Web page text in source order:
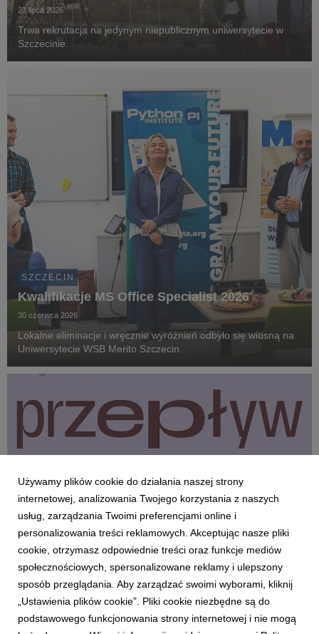
27 lipca 2026
Trwa rekrutacja na jedynym niepublicznym uniwersytecie w
Szczecinie.
SZCZECIN
Kwalifikacje MS Office Specialist 2026
30 czerwca 2026
Lokalne eliminacje i wręcznie wyróżnień odbyło się wiosną na
Uniwersytecie WSB Merito Szczecin.
SZCZECIN
Pierwszy w Szczecinie Festiwal Sztuki i Nauki
8 maja 2026
Używamy plików cookie do działania naszej strony
internetowej, analizowania Twojego korzystania z naszych
usług, zarządzania Twoimi preferencjami online i
personalizowania treści reklamowych. Akceptując nasze pliki
cookie, otrzymasz odpowiednie treści oraz funkcje mediów
społecznościowych, spersonalizowane reklamy i ulepszony
sposób przeglądania. Aby zarządzać swoimi wyborami, kliknij
„Ustawienia plików cookie”. Pliki cookie niezbędne są do
podstawowego funkcjonowania strony internetowej i nie mogą